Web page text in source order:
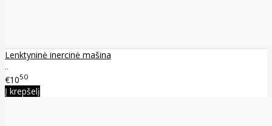
Lenktyninė inercinė mašina
..
€1050
Į krepšelį